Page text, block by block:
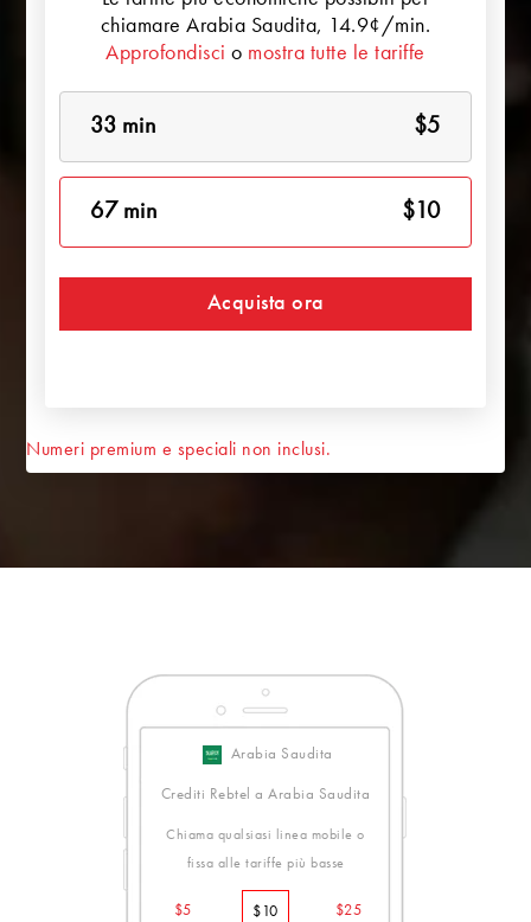
chiamare Arabia Saudita, 14.9¢/min.
Approfondisci o mostra tutte le tariffe
33 min $5
67 min $10
Acquista ora
Numeri premium e speciali non inclusi.
Arabia Saudita
Crediti Rebtel a Arabia Saudita
Chiama qualsiasi linea mobile o
fissa alle tariffe più basse
$5 $10 $25